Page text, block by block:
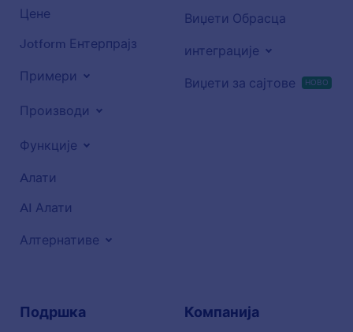
Цене
Jotform Ентерпрајз
Примери
Производи
Функције
Aлати
AI Алати
Алтернативе
Виџети Обрасца
интеграције
Виџети за сајтове НОВО
Подршка Компанија